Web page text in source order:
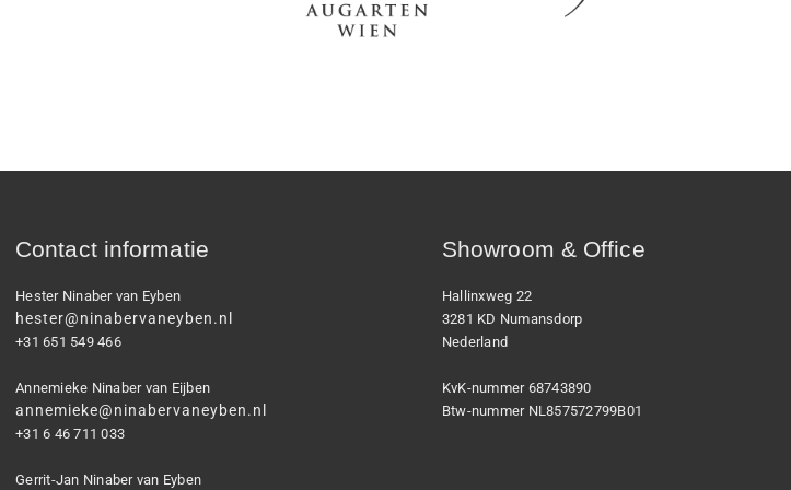
Contact informatie
Hester Ninaber van Eyben
hester@ninabervaneyben.nl
+31 651 549 466
Annemieke Ninaber van Eijben
annemieke@ninabervaneyben.nl
+31 6 46 711 033
Gerrit-Jan Ninaber van Eyben
Showroom & Office
Hallinxweg 22
3281 KD Numansdorp
Nederland
KvK-nummer 68743890
Btw-nummer NL857572799B01